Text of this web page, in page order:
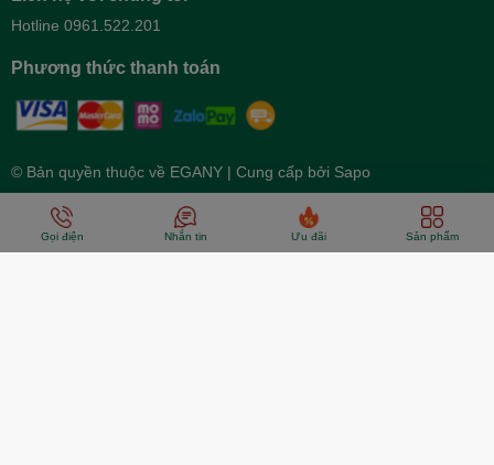
Hotline 0961.522.201
Phương thức thanh toán
© Bản quyền thuộc về EGANY | Cung cấp bởi Sapo
Gọi điện Nhắn tin Ưu đãi Sản phẩm